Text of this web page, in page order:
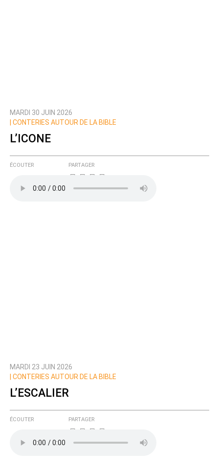
MARDI 30 JUIN 2026
| CONTERIES AUTOUR DE LA BIBLE
L’ICONE
ÉCOUTER PARTAGER
MARDI 23 JUIN 2026
| CONTERIES AUTOUR DE LA BIBLE
L’ESCALIER
ÉCOUTER PARTAGER